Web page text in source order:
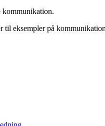
kommunikation.
eksempler på